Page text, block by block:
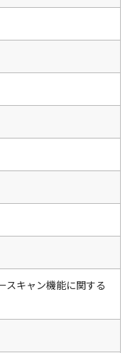
スキャン機能に関する